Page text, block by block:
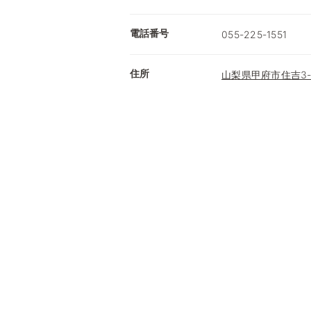
電話番号 055-225-1551
住所 山梨県甲府市住吉